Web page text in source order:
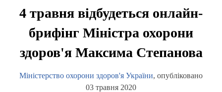
4 травня відбудеться онлайн-
брифінг Міністра охорони
здоров'я Максима Степанова
Міністерство охорони здоров'я України, опубліковано
03 травня 2020